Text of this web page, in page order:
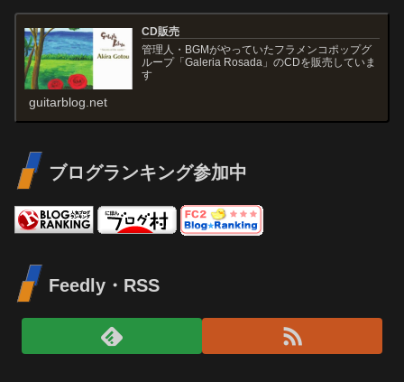
CD販売
管理人・BGMがやっていたフラメンコポップグ
ループ「Galeria Rosada」のCDを販売していま
す
guitarblog.net
ブログランキング参加中
Feedly・RSS